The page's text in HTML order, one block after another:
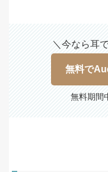
＼今なら耳
無料で
無料期間